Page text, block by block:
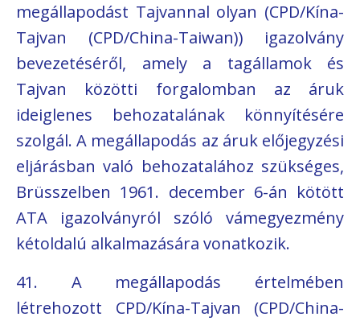
megállapodást Tajvannal olyan (CPD/Kína-
Tajvan (CPD/China-Taiwan)) igazolvány
bevezetéséről, amely a tagállamok és
Tajvan közötti forgalomban az áruk
ideiglenes behozatalának könnyítésére
szolgál. A megállapodás az áruk előjegyzési
eljárásban való behozatalához szükséges,
Brüsszelben 1961. december 6-án kötött
ATA igazolványról szóló vámegyezmény
kétoldalú alkalmazására vonatkozik.
41. A megállapodás értelmében
létrehozott CPD/Kína-Tajvan (CPD/China-